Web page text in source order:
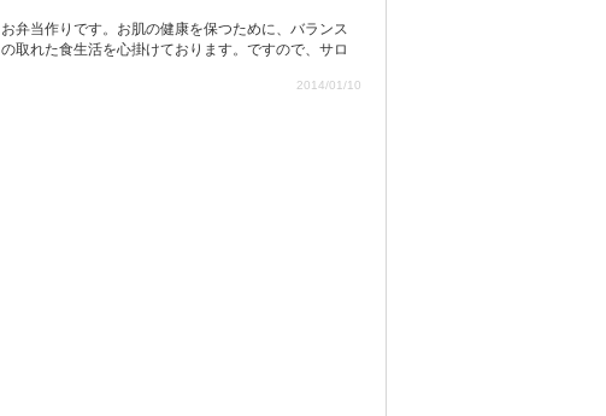
お弁当作りです。お肌の健康を保つために、バランス
の取れた食生活を心掛けております。ですので、サロ
2014/01/10